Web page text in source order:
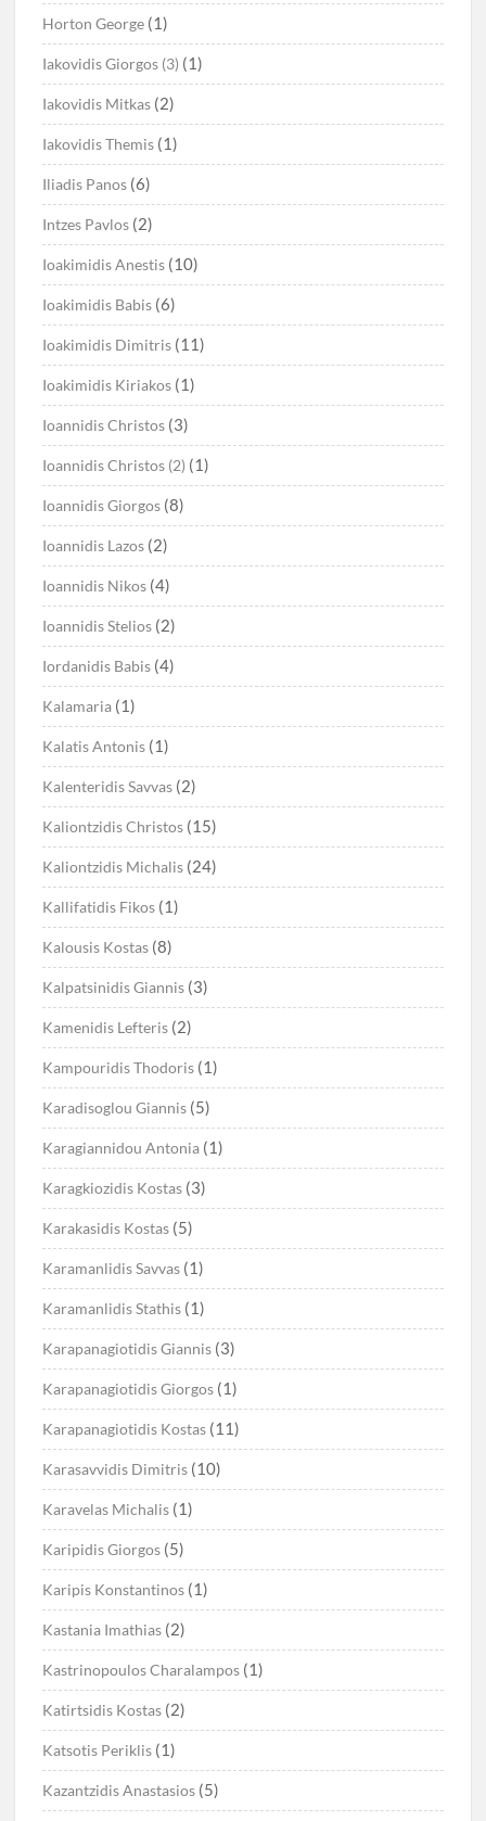
Horton George (1)
Iakovidis Giorgos (3) (1)
Iakovidis Mitkas (2)
Iakovidis Themis (1)
Iliadis Panos (6)
Intzes Pavlos (2)
Ioakimidis Anestis (10)
Ioakimidis Babis (6)
Ioakimidis Dimitris (11)
Ioakimidis Kiriakos (1)
Ioannidis Christos (3)
Ioannidis Christos (2) (1)
Ioannidis Giorgos (8)
Ioannidis Lazos (2)
Ioannidis Nikos (4)
Ioannidis Stelios (2)
Iordanidis Babis (4)
Kalamaria (1)
Kalatis Antonis (1)
Kalenteridis Savvas (2)
Kaliontzidis Christos (15)
Kaliontzidis Michalis (24)
Kallifatidis Fikos (1)
Kalousis Kostas (8)
Kalpatsinidis Giannis (3)
Kamenidis Lefteris (2)
Kampouridis Thodoris (1)
Karadisoglou Giannis (5)
Karagiannidou Antonia (1)
Karagkiozidis Kostas (3)
Karakasidis Kostas (5)
Karamanlidis Savvas (1)
Karamanlidis Stathis (1)
Karapanagiotidis Giannis (3)
Karapanagiotidis Giorgos (1)
Karapanagiotidis Kostas (11)
Karasavvidis Dimitris (10)
Karavelas Michalis (1)
Karipidis Giorgos (5)
Karipis Konstantinos (1)
Kastania Imathias (2)
Kastrinopoulos Charalampos (1)
Katirtsidis Kostas (2)
Katsotis Periklis (1)
Kazantzidis Anastasios (5)